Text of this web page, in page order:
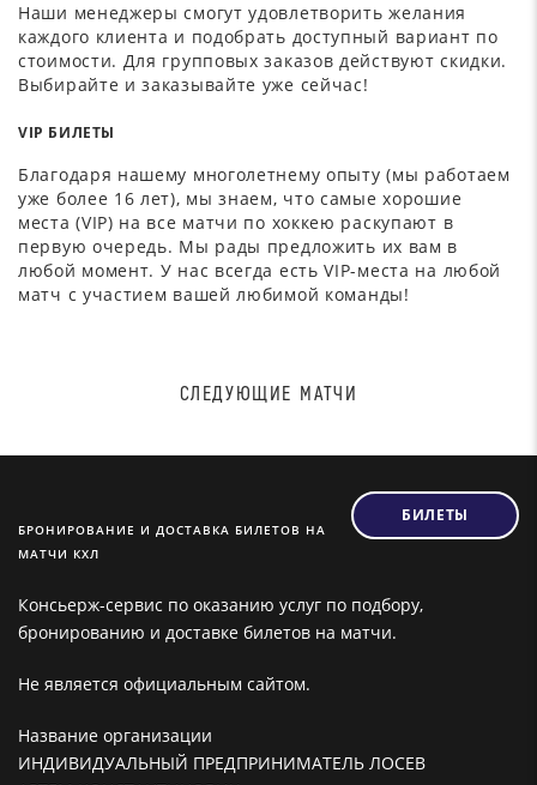
Наши менеджеры смогут удовлетворить желания
каждого клиента и подобрать доступный вариант по
стоимости. Для групповых заказов действуют скидки.
Выбирайте и заказывайте уже сейчас!
VIP БИЛЕТЫ
Благодаря нашему многолетнему опыту (мы работаем
уже более 16 лет), мы знаем, что самые хорошие
места (VIP) на все матчи по хоккею раскупают в
первую очередь. Мы рады предложить их вам в
любой момент. У нас всегда есть VIP-места на любой
матч с участием вашей любимой команды!
СЛЕДУЮЩИЕ МАТЧИ
БРОНИРОВАНИЕ И ДОСТАВКА БИЛЕТОВ НА
МАТЧИ КХЛ
БИЛЕТЫ
Консьерж-сервис по оказанию услуг по подбору,
бронированию и доставке билетов на матчи.
Не является официальным сайтом.
Название организации
ИНДИВИДУАЛЬНЫЙ ПРЕДПРИНИМАТЕЛЬ ЛОСЕВ